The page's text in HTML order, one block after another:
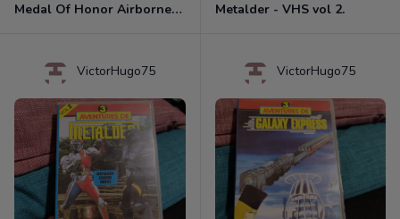
Medal Of Honor Airborne Xbox 360 Metalder - VHS vol 2.
VictorHugo75 VictorHugo75